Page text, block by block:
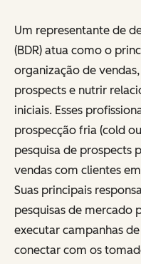
Um representante de
(BDR) atua como o
organização de
prospects e nutrir
iniciais. Esses
prospecção fria (cold
pesquisa de prospects
vendas com clientes
Suas principais
pesquisas de mercado
executar campanhas
conectar com os